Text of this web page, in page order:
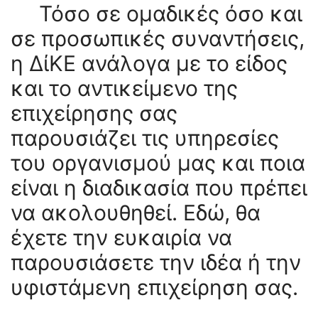
Τόσο σε ομαδικές όσο και
σε προσωπικές συναντήσεις,
η ΔίΚΕ ανάλογα με το είδος
και το αντικείμενο της
επιχείρησης σας
παρουσιάζει τις υπηρεσίες
του οργανισμού μας και ποια
είναι η διαδικασία που πρέπει
να ακολουθηθεί. Εδώ, θα
έχετε την ευκαιρία να
παρουσιάσετε την ιδέα ή την
υφιστάμενη επιχείρηση σας.